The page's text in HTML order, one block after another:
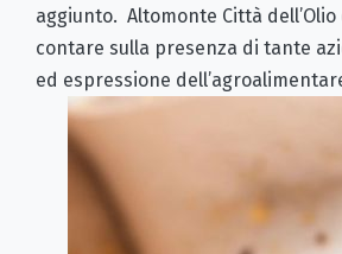
aggiunto. Altomonte Città
contare sulla presenza di tante
ed espressione